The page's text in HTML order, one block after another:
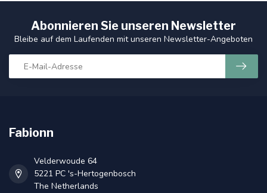
Abonnieren Sie unseren Newsletter
Bleibe auf dem Laufenden mit unseren Newsletter-Angeboten
Fabionn
Velderwoude 64
5221 PC 's-Hertogenbosch
The Netherlands